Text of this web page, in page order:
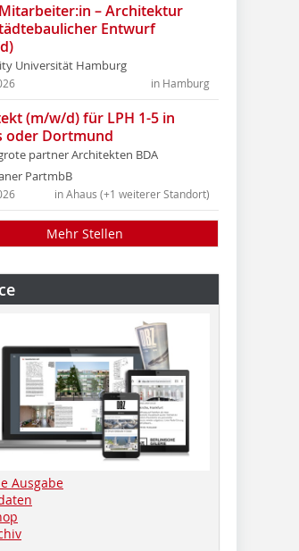
– Architektur
Entwurf
Universität Hamburg
in Hamburg
(m/w/d) für LPH 1-5 in
oder Dortmund
partner Architekten BDA
PartmbB
in Ahaus (+1 weiterer Standort)
Mehr Stellen
Ausgabe